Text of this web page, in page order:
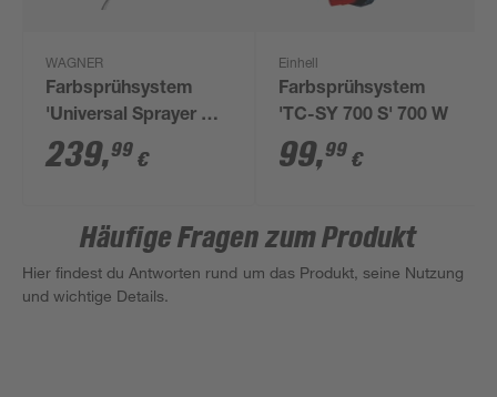
WAGNER
Farbsprühsystem
'Universal Sprayer W
950 FLEXiO' 630 W
800 ml
239,99 €
Einhell
Farbsprühsystem
'TC-SY 700 S' 700 W
99,99 €
Häufige Fragen zum Produkt
Hier findest du Antworten rund um das Produkt, seine Nutzung
und wichtige Details.